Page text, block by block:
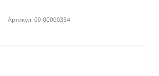
Артикул:00-00000334